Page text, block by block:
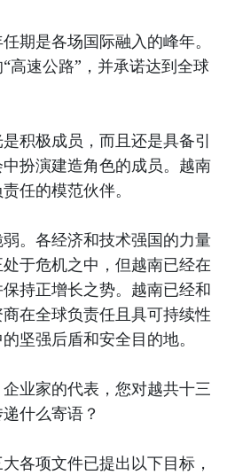
期是各场国际融入的峰年。
高速公路”，并承诺达到全球
积极成员，而且还是具备引
扮演建造角色的成员。越南
任的模范伙伴。
。各经济和技术强国的力量
于危机之中，但越南已经在
持正增长之势。越南已经和
在全球负责任且具可持续性
坚强后盾和安全目的地。
业家的代表，您对越共十三
什么寄语？
各项文件已提出以下目标，